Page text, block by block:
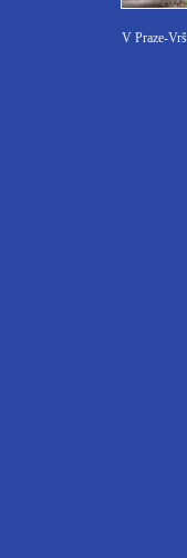
V Praze-